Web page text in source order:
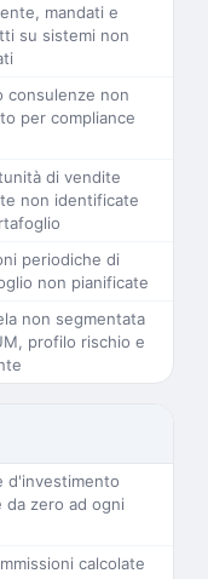
mandati e
su sistemi non
consulenze non
per compliance
di vendite
non identificate
periodiche di
non pianificate
non segmentata
profilo rischio e
d'investimento
da zero ad ogni
calcolate